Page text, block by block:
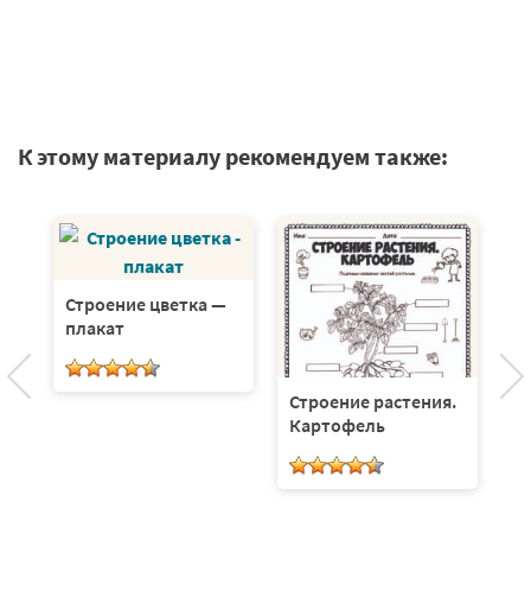
К этому материалу рекомендуем также:
Строение цветка —
плакат
Строение растения.
Картофель